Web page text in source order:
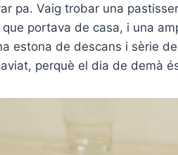
pa. Vaig trobar una
portava de casa, i una
estona de descans i sèrie
aviat, perquè el dia de demà